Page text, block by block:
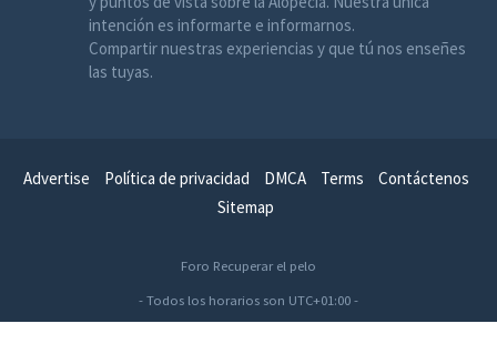
intención es informarte e informarnos.
Compartir nuestras experiencias y que tú nos enseñes
las tuyas.
Advertise Política de privacidad DMCA Terms
Contáctenos
Sitemap
Foro Recuperar el pelo
- Todos los horarios son UTC+01:00-